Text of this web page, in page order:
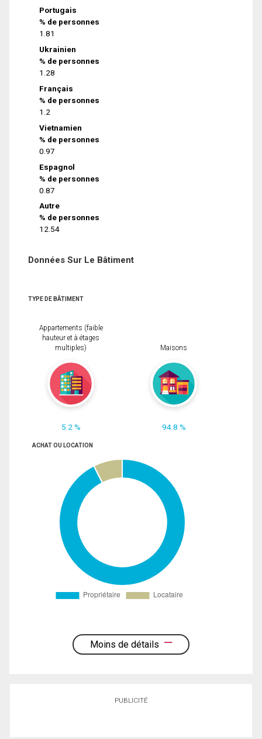
Portugais
% de personnes
1.81
Ukrainien
% de personnes
1.28
Français
% de personnes
1.2
Vietnamien
% de personnes
0.97
Espagnol
% de personnes
0.87
Autre
% de personnes
12.54
Données Sur Le Bâtiment
TYPE DE BÂTIMENT
Appartements (faible
hauteur et à étages
multiples)
5.2 %
Maisons
94.8 %
ACHAT OU LOCATION
Moins de détails
PUBLICITÉ